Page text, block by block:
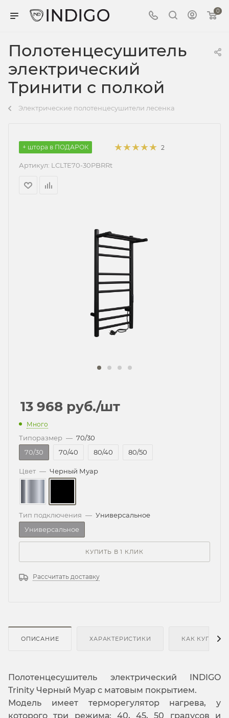
0
Полотенцесушитель
электрический
Тринити с полкой
Электрические полотенцесушители лесенка
+ штора в ПОДАРОК 2
Артикул: LСLTE70-30PBRRt
13 968 руб./шт
Много
Типоразмер — 70/30
70/30
70/40 80/40 80/50
Цвет — Черный Муар
Тип подключения — Универсальное
Универсальное
КУПИТЬ В 1 КЛИК
Рассчитать доставку
ОПИСАНИЕ ХАРАКТЕРИСТИКИ КАК КУПИТЬ
Полотенцесушитель электрический INDIGO
Trinity Черный Муар с матовым покрытием.
Модель имеет терморегулятор нагрева, у
которого три режима: 40, 45, 50 градусов и